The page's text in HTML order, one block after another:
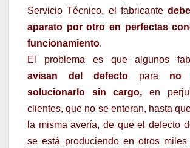
Servicio Técnico, el fabricante
aparato por otro en perfectas
funcionamiento.
El problema es que algunos
avisan del defecto para no
solucionarlo sin cargo, en
clientes, que no se enteran, hasta
la misma avería, de que el defecto
se está produciendo en otros